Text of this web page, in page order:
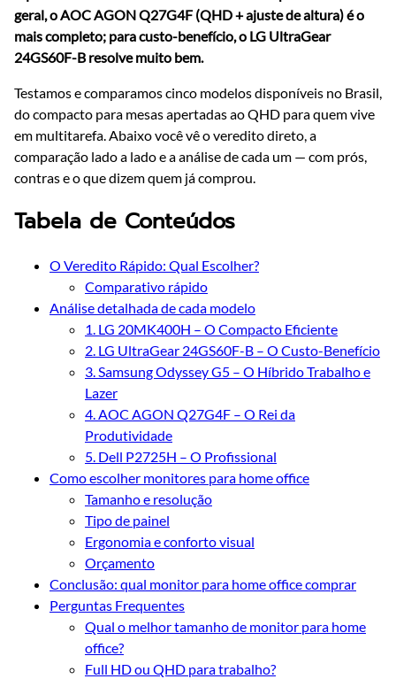
geral, o AOC AGON Q27G4F (QHD + ajuste de altura) é o
mais completo; para custo-benefício, o LG UltraGear
24GS60F-B resolve muito bem.
Testamos e comparamos cinco modelos disponíveis no Brasil,
do compacto para mesas apertadas ao QHD para quem vive
em multitarefa. Abaixo você vê o veredito direto, a
comparação lado a lado e a análise de cada um — com prós,
contras e o que dizem quem já comprou.
Tabela de Conteúdos
O Veredito Rápido: Qual Escolher?
Comparativo rápido
Análise detalhada de cada modelo
1. LG 20MK400H – O Compacto Eficiente
2. LG UltraGear 24GS60F-B – O Custo-Benefício
3. Samsung Odyssey G5 – O Híbrido Trabalho e
Lazer
4. AOC AGON Q27G4F – O Rei da
Produtividade
5. Dell P2725H – O Profissional
Como escolher monitores para home office
Tamanho e resolução
Tipo de painel
Ergonomia e conforto visual
Orçamento
Conclusão: qual monitor para home office comprar
Perguntas Frequentes
Qual o melhor tamanho de monitor para home
office?
Full HD ou QHD para trabalho?